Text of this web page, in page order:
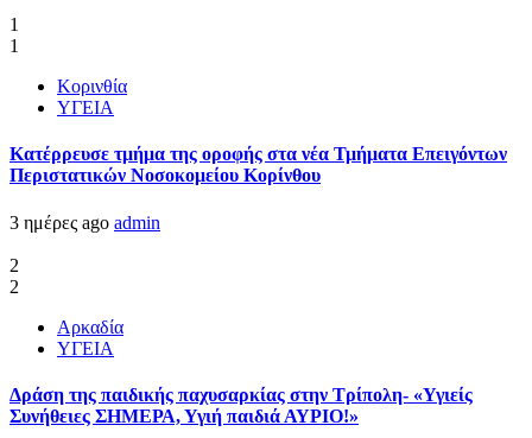
1
1
Κορινθία
ΥΓΕΙΑ
Kατέρρευσε τμήμα της οροφής στα νέα Τμήματα Επειγόντων
Περιστατικών Νοσοκομείου Κορίνθου
3 ημέρες ago admin
2
2
Αρκαδία
ΥΓΕΙΑ
Δράση της παιδικής παχυσαρκίας στην Τρίπολη- «Υγιείς
Συνήθειες ΣΗΜΕΡΑ, Υγιή παιδιά ΑΥΡΙΟ!»